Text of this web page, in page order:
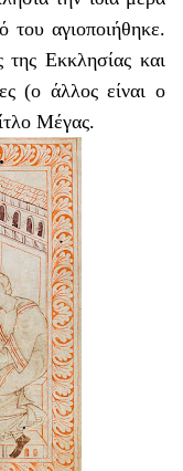
αγιοποιήθηκε.
Εκκλησίας και
(ο άλλος είναι ο
Μέγας.